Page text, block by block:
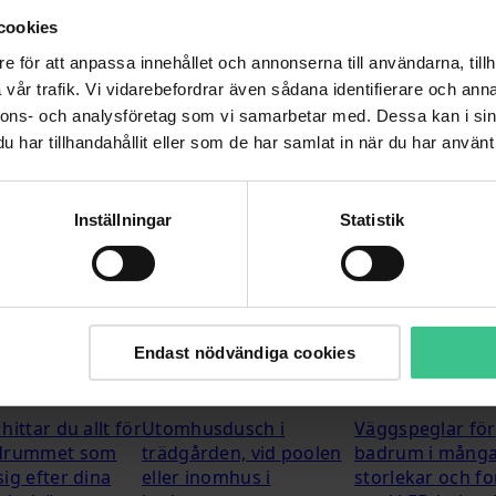
för att anpassa innehållet och annonserna till användarna,
trafik. Vi vidarebefordrar även sådana identifierare och
och analysföretag som vi samarbetar med. Dessa kan i
har tillhandahållit eller som de har samlat in när du har
Inställningar Statistik
Endast nödvändiga cookies
kvaliteten? Svaret är: Blue Label. Oavsett om du
skandinavisk design.
samt de matchande badrumstillbehören.
hittar du allt för
som
efter dina
Utomhusduschar
Utomhusdusch i
trädgården, vid poolen
eller inomhus i
Spegel
Väggspeglar för
badrum i många
storlekar och